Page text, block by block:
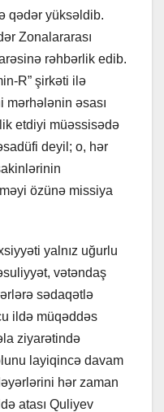
qədər yüksəldib.
Zonalararası
rəhbərlik edib.
R” şirkəti ilə
mərhələnin əsası
etdiyi müəssisədə
deyil; o, hər
özünə missiya
yalnız uğurlu
vətəndaş
sədaqətlə
ildə müqəddəs
ziyarətində
layiqincə davam
hər zaman
atası Quliyev